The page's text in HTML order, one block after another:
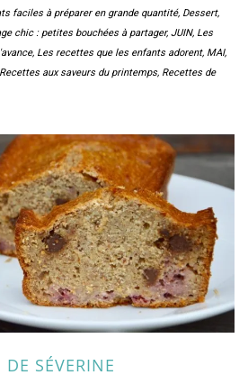
faciles à préparer en grande quantité, Dessert,
chic : petites bouchées à partager, JUIN, Les
, Les recettes que les enfants adorent, MAI,
Recettes aux saveurs du printemps, Recettes de
SÉVERINE